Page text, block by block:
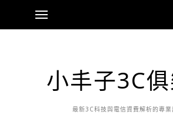
小丰子3C
最新3C科技與電信資費解析的專業